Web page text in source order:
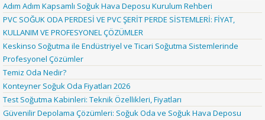
Adım Adım Kapsamlı Soğuk Hava Deposu Kurulum Rehberi
PVC SOĞUK ODA PERDESİ VE PVC ŞERİT PERDE SİSTEMLERİ: FİYAT,
KULLANIM VE PROFESYONEL ÇÖZÜMLER
Keskinso Soğutma ile Endüstriyel ve Ticari Soğutma Sistemlerinde
Profesyonel Çözümler
Temiz Oda Nedir?
Konteyner Soğuk Oda Fiyatları 2026
Test Soğutma Kabinleri: Teknik Özellikleri, Fiyatları
Güvenilir Depolama Çözümleri: Soğuk Oda ve Soğuk Hava Deposu